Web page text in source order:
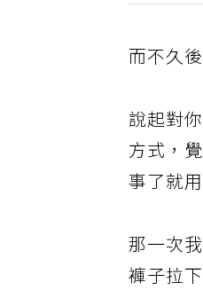
而不久
說起對
方式，
事了就
那一次
褲子拉